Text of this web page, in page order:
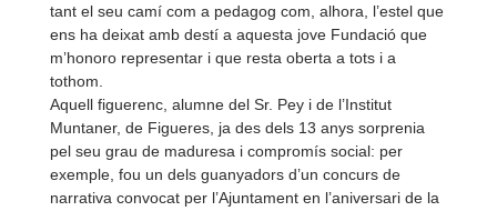
tant el seu camí com a pedagog com, alhora, l’estel que
ens ha deixat amb destí a aquesta jove Fundació que
m’honoro representar i que resta oberta a tots i a
tothom.
Aquell figuerenc, alumne del Sr. Pey i de l’Institut
Muntaner, de Figueres, ja des dels 13 anys sorprenia
pel seu grau de maduresa i compromís social: per
exemple, fou un dels guanyadors d’un concurs de
narrativa convocat per l’Ajuntament en l’aniversari de la